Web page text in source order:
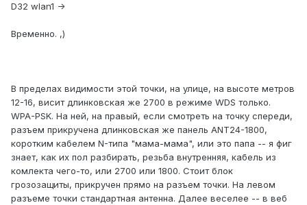
D32 wlan1 ->
Временно. ,)
В пределах видимости этой точки, на улице, на высоте метров
12-16, висит длинковская же 2700 в режиме WDS только.
WPA-PSK. На ней, на правый, если смотреть на точку спереди,
разъем прикручена длинковская же панель ANT24-1800,
коротким кабелем N-типа "мама-мама", или это папа -- я фиг
знает, как их пол разбирать, резьба внутренняя, кабель из
комлекта чего-то, или 2700 или 1800. Стоит блок
грозозащиты, прикручен прямо на разъем точки. На левом
разъеме точки стандартная антенна. Далее веселее -- в веб